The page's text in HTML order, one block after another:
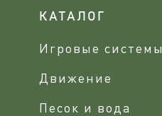
КАТАЛОГ
Игровые системы
Движение
Песок и вода